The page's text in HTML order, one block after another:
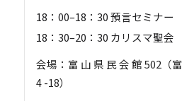
18：00–18：30 預言セミナー
18：30–20：30 カリスマ聖会
会場：富 山 県 民 会 館 502（
4 -18）